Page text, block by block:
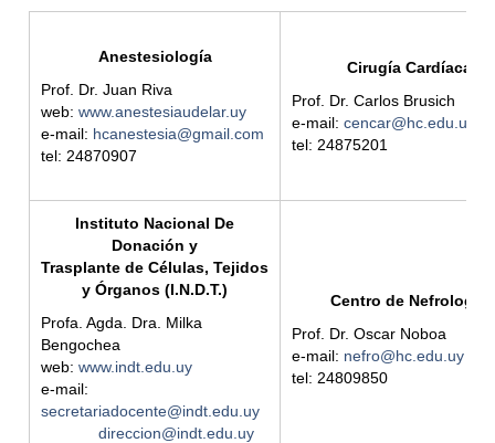
Anestesiología
Prof. Dr. Juan Riva
web:www.anestesiaudelar.uy
e-mail: hcanestesia@gmail.com
tel: 24870907
Cirugía Cardíaca
Prof. Dr. Carlos Brusich
e-mail:cencar@hc.edu.uy
tel: 24875201
Instituto Nacional De
Donación y
Trasplante de Células, Tejidos
y Órganos (I.N.D.T.)
Profa. Agda. Dra. Milka
Bengochea
web:www.indt.edu.uy
e-mail:
secretariadocente@indt.edu.uy
direccion@indt.edu.uy
Centro de Nefrología
Prof. Dr. Oscar Noboa
e-mail: nefro@hc.edu.uy
tel: 24809850